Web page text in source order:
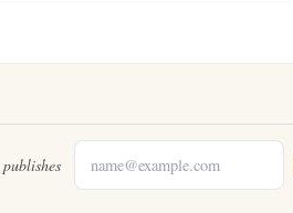
publishes